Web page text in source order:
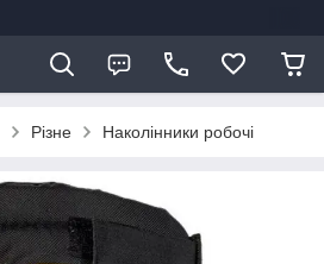
Різне Наколінники робочі